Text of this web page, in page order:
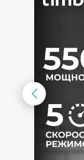
Предыдущий
слайд